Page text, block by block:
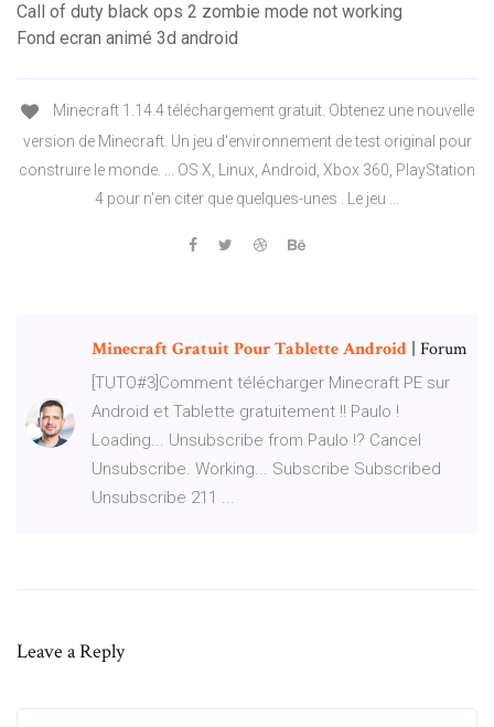
Call of duty black ops 2 zombie mode not working
Fond ecran animé 3d android
Minecraft 1.14.4 téléchargement gratuit. Obtenez une nouvelle
version de Minecraft. Un jeu d'environnement de test original pour
construire le monde. ... OS X, Linux, Android, Xbox 360, PlayStation
4 pour n'en citer que quelques-unes . Le jeu ...
MinecraftGratuitPourTabletteAndroid | Forum
[TUTO#3]Comment télécharger Minecraft PE sur
Android et Tablette gratuitement !! Paulo !
Loading... Unsubscribe from Paulo !? Cancel
Unsubscribe. Working... Subscribe Subscribed
Unsubscribe 211 ...
Leave a Reply